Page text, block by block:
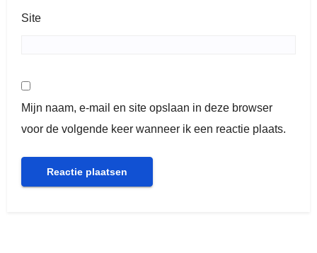
Site
Mijn naam, e-mail en site opslaan in deze browser
voor de volgende keer wanneer ik een reactie plaats.